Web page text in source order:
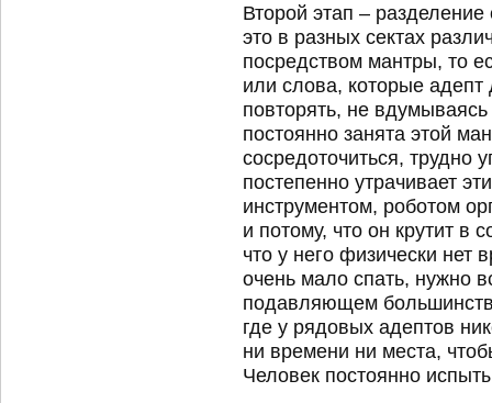
Второй этап –
это в разных сектах
посредством мантры, то
или слова, которые
повторять, не
постоянно занята этой
сосредоточиться, трудно
постепенно утрачивает
инструментом, роботом
и потому, что он крутит в
что у него физически нет
очень мало спать, нужно
подавляющем
где у рядовых адептов
ни времени ни места,
Человек постоянно